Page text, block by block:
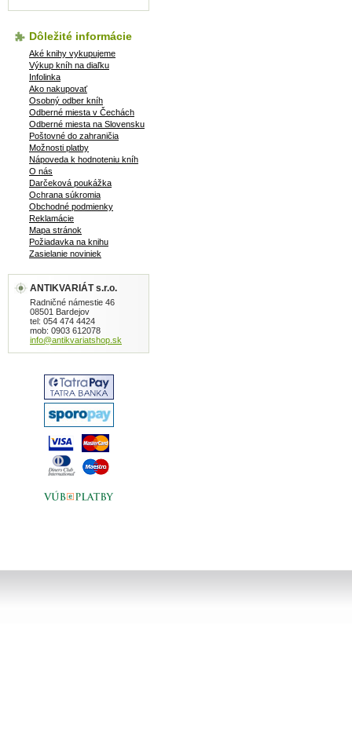
Dôležité informácie
Aké knihy vykupujeme
Výkup kníh na diaľku
Infolinka
Ako nakupovať
Osobný odber kníh
Odberné miesta v Čechách
Odberné miesta na Slovensku
Poštovné do zahraničia
Možnosti platby
Nápoveda k hodnoteniu kníh
O nás
Darčeková poukážka
Ochrana súkromia
Obchodné podmienky
Reklamácie
Mapa stránok
Požiadavka na knihu
Zasielanie noviniek
ANTIKVARIÁT s.r.o.
Radničné námestie 46
08501 Bardejov
tel: 054 474 4424
mob: 0903 612078
info@antikvariatshop.sk